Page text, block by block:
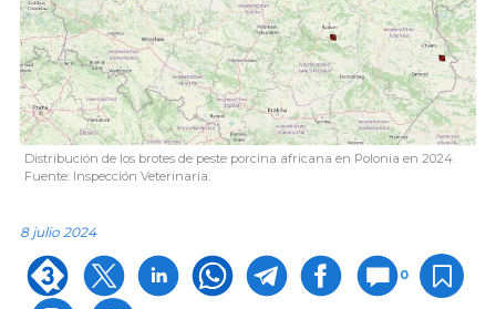
Distribución de los brotes de peste porcina africana en Polonia en 2024.
Fuente: Inspección Veterinaria.
8 julio 2024
0